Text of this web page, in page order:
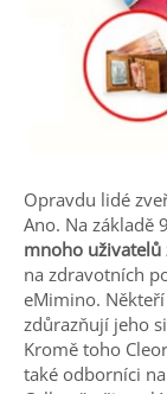
Opravdu lidé
Ano. Na základě
mnoho uživatelů
na zdravotních
eMimino.
zdůrazňují jeho
Kromě toho
také odborníci